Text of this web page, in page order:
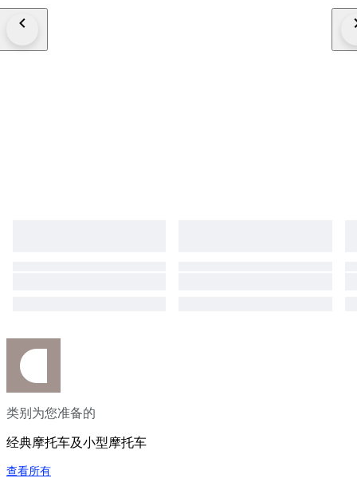
aangeboden zonder benzine en accu in verband met eventueel transport.
wij 4 dagen nodig zijn voor transport, dit is voor postpaketten niet voor
类别为您准备的
经典摩托车及小型摩托车
查看所有